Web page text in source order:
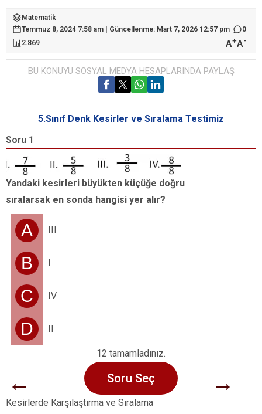
Matematik
Temmuz 8, 2024 7:58 am | Güncellenme: Mart 7, 2026 12:57 pm
0
2.869
A+A-
BU KONUYU SOSYAL MEDYA HESAPLARINDA PAYLAŞ
5.Sınıf Denk Kesirler ve Sıralama Testimiz
Soru 1
Yandaki kesirleri büyükten küçüğe doğru
sıralarsak en sonda hangisi yer alır?
A
B
C IV
D
12 tamamladınız.
← Soru Seç →
Kesirlerde Karşılaştırma ve Sıralama